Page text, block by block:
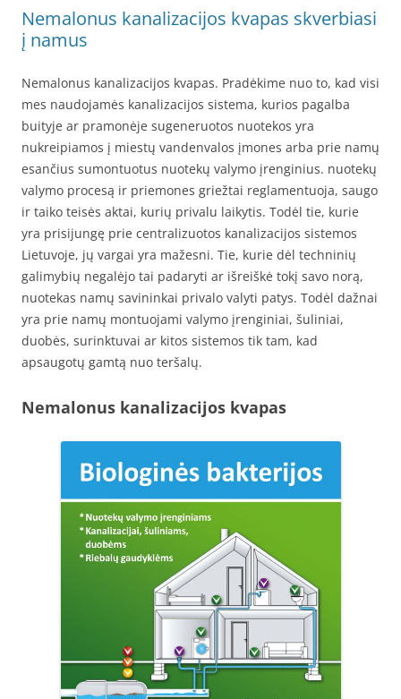
Nemalonus kanalizacijos kvapas skverbiasi
į namus
Nemalonus kanalizacijos kvapas. Pradėkime nuo to, kad visi
mes naudojamės kanalizacijos sistema, kurios pagalba
buityje ar pramonėje sugeneruotos nuotekos yra
nukreipiamos į miestų vandenvalos įmones arba prie namų
esančius sumontuotus nuotekų valymo įrenginius. nuotekų
valymo procesą ir priemones griežtai reglamentuoja, saugo
ir taiko teisės aktai, kurių privalu laikytis. Todėl tie, kurie
yra prisijungę prie centralizuotos kanalizacijos sistemos
Lietuvoje, jų vargai yra mažesni. Tie, kurie dėl techninių
galimybių negalėjo tai padaryti ar išreiškė tokį savo norą,
nuotekas namų savininkai privalo valyti patys. Todėl dažnai
yra prie namų montuojami valymo įrenginiai, šuliniai,
duobės, surinktuvai ar kitos sistemos tik tam, kad
apsaugotų gamtą nuo teršalų.
Nemalonus kanalizacijos kvapas